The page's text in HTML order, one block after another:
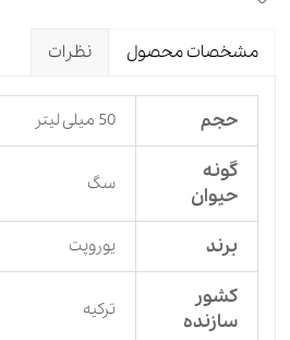
مشخصات محصول نظرات
حجم 50 میلی لیتر
گونه
حیوان
سگ
برند یوروپت
کشور
سازنده
ترکیه